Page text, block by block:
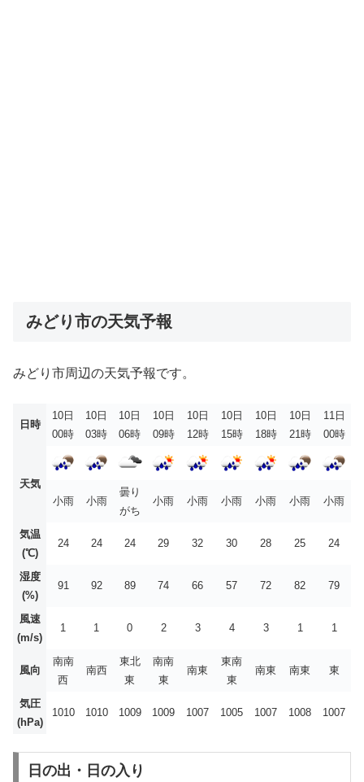
みどり市の天気予報
みどり市周辺の天気予報です。
日時
10日
00時
10日
03時
10日
06時
10日
09時
10日
12時
10日
15時
10日
18時
10日
21時
11日
00時
天気
小雨
小雨
曇り
がち
小雨 小雨 小雨 小雨 小雨 小雨
気温
(℃)
24 24 24 29 32 30 28 25 24
湿度
(%)
91 92 89 74 66 57 72 82 79
風速
(m/s)
1 1 0 2 3 4 3 1 1
風向
南南
西
南西
東北
東
南南
東
南東
東南
東
南東 南東 東
気圧
(hPa)
1010 1010 1009 1009 1007 1005 1007 1008 1007
日の出・日の入り